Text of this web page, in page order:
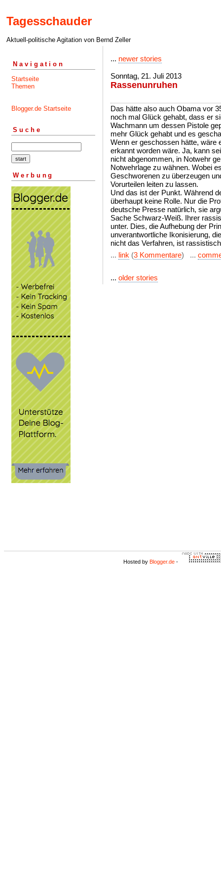
Tagesschauder
Aktuell-politische Agitation von Bernd Zeller
Navigation
Startseite
Themen
Blogger.de Startseite
Suche
Werbung
... newer stories
Sonntag, 21. Juli 2013
Rassenunruhen
Das hätte also auch Obama vor
noch mal Glück gehabt, dass er
Wachmann um dessen Pistole
mehr Glück gehabt und es
Wenn er geschossen hätte, wäre
erkannt worden wäre. Ja, kann
nicht abgenommen, in Notwehr
Notwehrlage zu wähnen. Wobei
Geschworenen zu überzeugen
Vorurteilen leiten zu lassen.
Und das ist der Punkt. Während
überhaupt keine Rolle. Nur die
deutsche Presse natürlich, sie
Sache Schwarz-Weiß. Ihrer
unter. Dies, die Aufhebung der
unverantwortliche Ikonisierung,
nicht das Verfahren, ist
... link (3 Kommentare) ...
... older stories
Hosted by Blogger.de -